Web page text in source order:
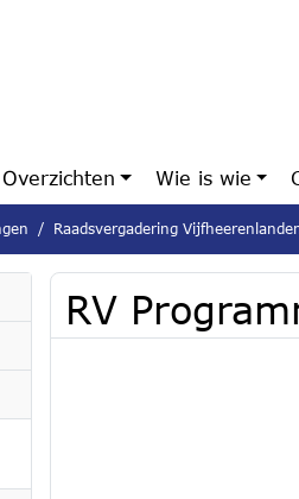
Overzichten Wie is wie
Raadsvergadering
RV